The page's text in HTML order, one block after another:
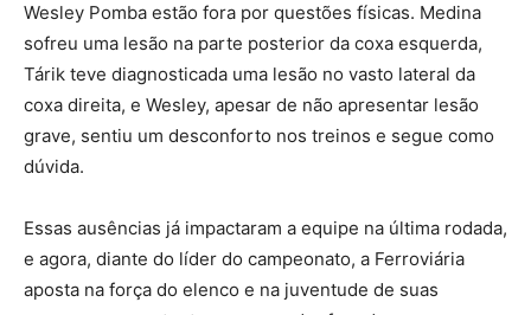
Wesley Pomba estão fora por questões físicas. Medina
sofreu uma lesão na parte posterior da coxa esquerda,
Tárik teve diagnosticada uma lesão no vasto lateral da
coxa direita, e Wesley, apesar de não apresentar lesão
grave, sentiu um desconforto nos treinos e segue como
dúvida.
Essas ausências já impactaram a equipe na última rodada,
e agora, diante do líder do campeonato, a Ferroviária
aposta na força do elenco e na juventude de suas